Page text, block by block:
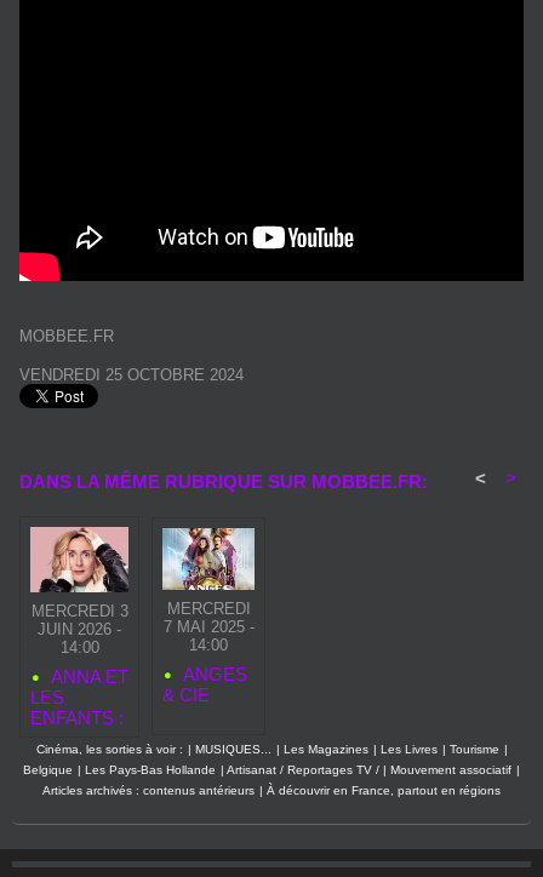
MOBBEE.FR
VENDREDI 25 OCTOBRE 2024
DANS LA MÊME RUBRIQUE SUR MOBBEE.FR: < >
MERCREDI 3
JUIN 2026 -
14:00
ANNA ET
LES
ENFANTS :
MERCREDI
7 MAI 2025 -
14:00
ANGES
& CIE
Cinéma, les sorties à voir : MUSIQUES... Les Magazines Les Livres Tourisme
Belgique
Les Pays-Bas Hollande Artisanat / Reportages TV / Mouvement associatif
Articles archivés : contenus antérieurs
À découvrir en France, partout en régions